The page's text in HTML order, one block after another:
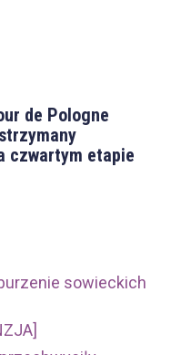
de Pologne
czwartym etapie
sowieckich